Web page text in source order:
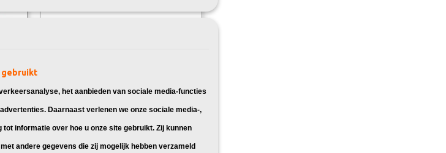
€ 14,95
gebruikt
het aanbieden van sociale media-functies
Daarnaast verlenen we onze sociale media-,
informatie over hoe u onze site gebruikt. Zij kunnen
andere gegevens die zij mogelijk hebben verzameld